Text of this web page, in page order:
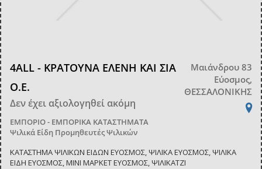
4ALL - ΚΡΑΤΟΥΝΑ ΕΛΕΝΗ ΚΑΙ ΣΙΑ
Ο.Ε.
Δεν έχει αξιολογηθεί ακόμη
ΕΜΠΟΡΙΟ - ΕΜΠΟΡΙΚΑ ΚΑΤΑΣΤΗΜΑΤΑ
Ψιλικά Είδη Προμηθευτές Ψιλικών
Μαιάνδρου 83
Εύοσμος,
ΘΕΣΣΑΛΟΝΙΚΗΣ
ΚΑΤΑΣΤΗΜΑ ΨΙΛΙΚΩΝ ΕΙΔΩΝ ΕΥΟΣΜΟΣ, ΨΙΛΙΚΑ ΕΥΟΣΜΟΣ, ΨΙΛΙΚΑ
ΕΙΔΗ ΕΥΟΣΜΟΣ, ΜΙΝΙ ΜΑΡΚΕΤ ΕΥΟΣΜΟΣ, ΨΙΛΙΚΑΤΖΙ